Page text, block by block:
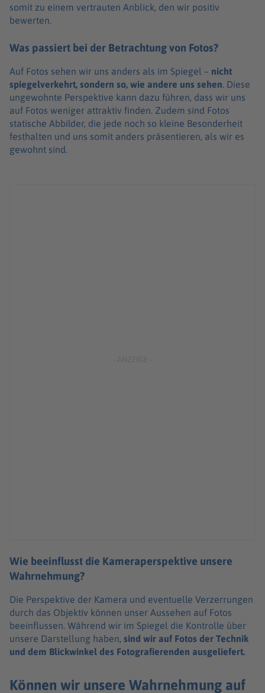
somit zu einem vertrauten Anblick, den wir positiv
bewerten.
Was passiert bei der Betrachtung von Fotos?
Auf Fotos sehen wir uns anders als im Spiegel – nicht
spiegelverkehrt, sondern so, wie andere uns sehen. Diese
ungewohnte Perspektive kann dazu führen, dass wir uns
auf Fotos weniger attraktiv finden. Zudem sind Fotos
statische Abbilder, die jede noch so kleine Besonderheit
festhalten und uns somit anders präsentieren, als wir es
gewohnt sind.
Wie beeinflusst die Kameraperspektive unsere
Wahrnehmung?
Die Perspektive der Kamera und eventuelle Verzerrungen
durch das Objektiv können unser Aussehen auf Fotos
beeinflussen. Während wir im Spiegel die Kontrolle über
unsere Darstellung haben, sind wir auf Fotos der Technik
und dem Blickwinkel des Fotografierenden ausgeliefert.
Können wir unsere Wahrnehmung auf